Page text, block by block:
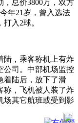
总价3800万，双方
年21岁，曾入选法
入2球。
，乘客称机上有炸
公司。中部机场监控
着陆后，放下了滑
称，飞机被人装了炸
场其它航班或受到影